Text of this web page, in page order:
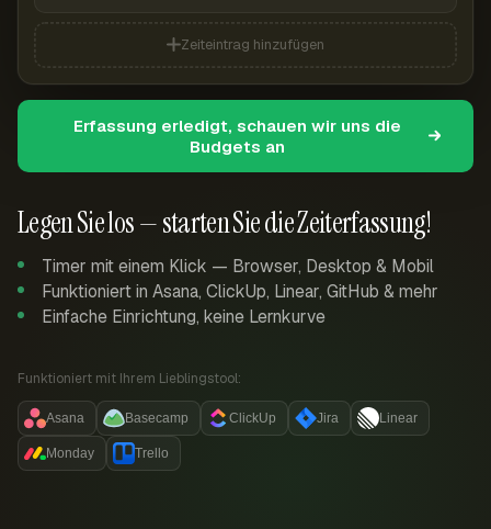
Legen Sie los — starten Sie die Zeiterfassung!
Timer mit einem Klick — Browser, Desktop & Mobil
Funktioniert in Asana, ClickUp, Linear, GitHub & mehr
Einfache Einrichtung, keine Lernkurve
Funktioniert mit Ihrem Lieblingstool:
Asana Basecamp ClickUp Jira Linear
Monday Trello
Zeiteintrag hinzufügen
Erfassung erledigt, schauen wir uns die
Budgets an